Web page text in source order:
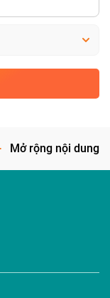
Mở rộng nội dung